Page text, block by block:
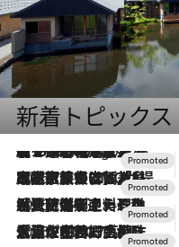
新着トピック
3 Hours Ago
【トンボの足水浴】ヒノキの香りに包まれて涼感マックス！約13℃の湧水かけ流しを避暑地「星野温泉 トンボの湯」で体験
2026.7.31
【ホテル帰省】という選択肢をOMOが提案。家族とほどよい距離を保つには「昼は実家、夜は気兼ねなくホテルで！」
2026.7.24
【夏限定ディナーコース】旬を迎える稚鮎や花ズッキーニなどをイタリア・トスカーナの郷土料理の手法で満喫！
2026.7.17
「土佐和ハーブかき氷」がOMO7高知に登場！生姜、山椒、大葉など目にも舌にも涼を呼ぶ郷土の味